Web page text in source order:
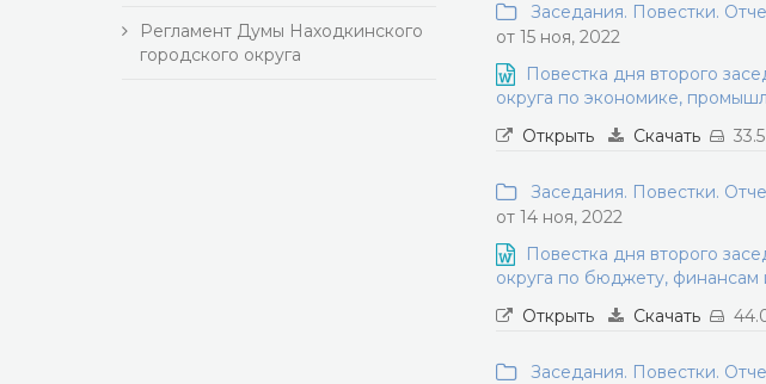
Регламент Думы Находкинского
городского округа
Заседания. Повестки.
от 15 ноя, 2022
Повестка дня второго
округа по экономике,
Открыть
Скачать
Заседания. Повестки.
от 14 ноя, 2022
Повестка дня второго
округа по бюджету, финансам
Открыть
Скачать
Заседания. Повестки.